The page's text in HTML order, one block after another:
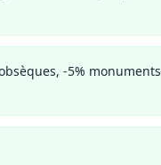
-5% monuments